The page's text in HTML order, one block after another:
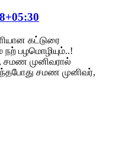
கட்டுரை
நற் பழமொழியும்..!
சமண முனிவரால்
சமண முனிவர்,